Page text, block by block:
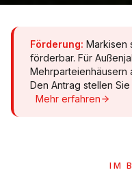
Förderung: Markisen
förderbar. Für
Mehrparteienhäusern
Den Antrag stellen
Mehr erfahren
IM